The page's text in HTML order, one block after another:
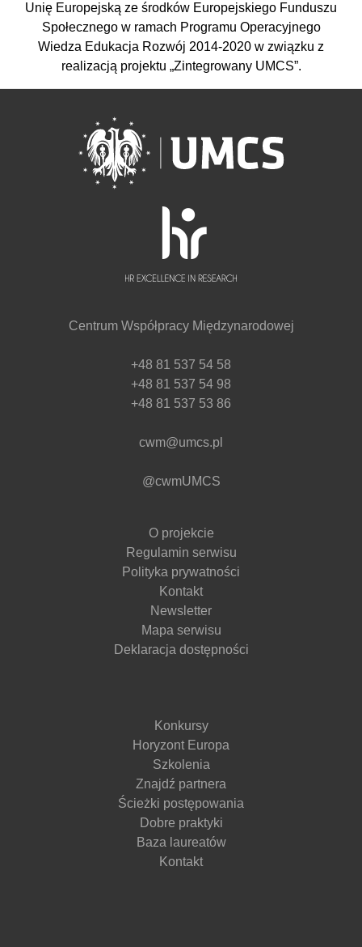
Unię Europejską ze środków Europejskiego Funduszu
Społecznego w ramach Programu Operacyjnego
Wiedza Edukacja Rozwój 2014-2020 w związku z
realizacją projektu „Zintegrowany UMCS”.
Centrum Współpracy Międzynarodowej
+48 81 537 54 58
+48 81 537 54 98
+48 81 537 53 86
cwm@umcs.pl
@cwmUMCS
O projekcie
Regulamin serwisu
Polityka prywatności
Kontakt
Newsletter
Mapa serwisu
Deklaracja dostępności
Konkursy
Horyzont Europa
Szkolenia
Znajdź partnera
Ścieżki postępowania
Dobre praktyki
Baza laureatów
Kontakt